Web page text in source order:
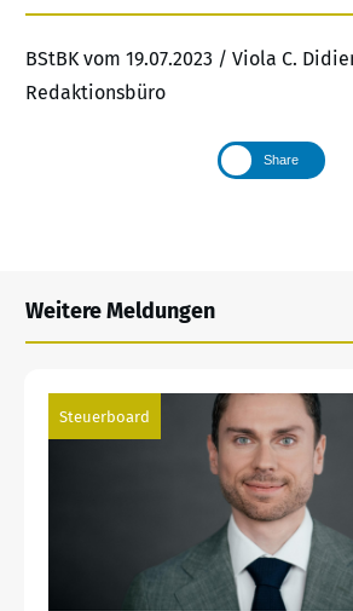
BStBK vom 19.07.2023 / Viola C.
Redaktionsbüro
Share
Weitere Meldungen
Steuerboard